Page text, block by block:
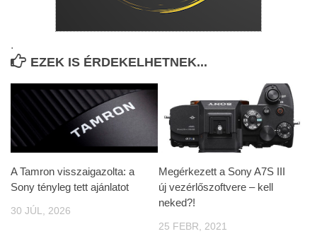
.
EZEK IS ÉRDEKELHETNEK...
A Tamron visszaigazolta: a
Sony tényleg tett ajánlatot
30 JÚL, 2026
Megérkezett a Sony A7S III
új vezérlőszoftvere – kell
neked?!
25 FEBR, 2021